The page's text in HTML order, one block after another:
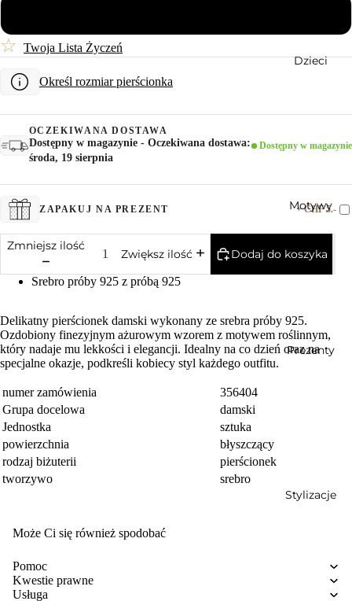
Dzieci
Motywy
Prezenty
Stylizacje
☆ Twoja Lista Życzeń
Określ rozmiar pierścionka
OCZEKIWANA DOSTAWA
Dostępny w magazynie - Oczekiwana dostawa:
środa, 19 sierpnia
Dostępny w magazynie
ZAPAKUJ NA PREZENT + CHF 5.-
Zmniejsz ilość
Zwiększ ilość Dodaj do koszyka
Srebro próby 925 z próbą 925
Delikatny pierścionek damski wykonany ze srebra próby 925.
Ozdobiony finezyjnym ażurowym wzorem z motywem roślinnym,
który nadaje mu lekkości i elegancji. Idealny na co dzień oraz na
specjalne okazje, podkreśli kobiecy styl każdego outfitu.
numer zamówienia
356404
Grupa docelowa
damski
Jednostka
sztuka
powierzchnia
błyszczący
rodzaj biżuterii
pierścionek
tworzywo
srebro
Może Ci się również spodobać
Pomoc
Kwestie prawne
Usługa